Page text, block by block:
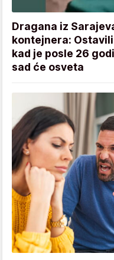
Dragana iz
kontejnera:
kad je posle 26
sad će osveta